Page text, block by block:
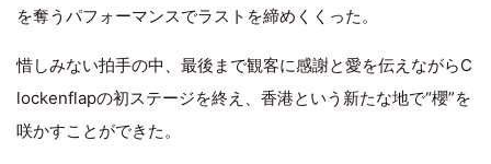
を奪うパフォーマンスでラストを締めくくった。
惜しみない拍手の中、最後まで観客に感謝と愛を伝えながらC
lockenflapの初ステージを終え、香港という新たな地で“櫻”を
咲かすことができた。